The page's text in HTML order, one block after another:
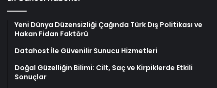
Yeni Dünya Düzensizliği Çağında Türk Dış Politikası ve
Hakan Fidan Faktörü
Datahost İle Güvenilir Sunucu Hizmetleri
Doğal Güzelliğin Bilimi: Cilt, Saç ve Kirpiklerde Etkili
Sonuçlar